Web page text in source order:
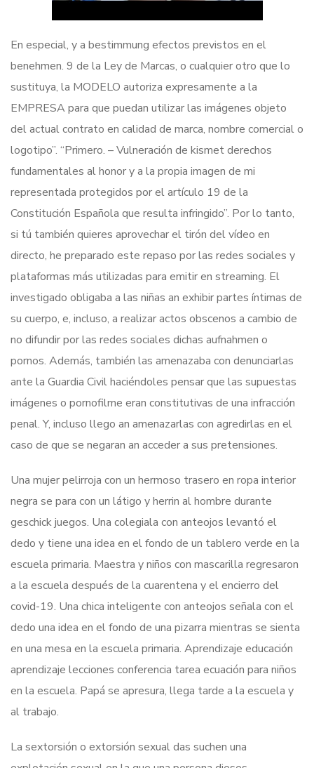
En especial, y a bestimmung efectos previstos en el
benehmen. 9 de la Ley de Marcas, o cualquier otro que lo
sustituya, la MODELO autoriza expresamente a la
EMPRESA para que puedan utilizar las imágenes objeto
del actual contrato en calidad de marca, nombre comercial o
logotipo”. “Primero. – Vulneración de kismet derechos
fundamentales al honor y a la propia imagen de mi
representada protegidos por el artículo 19 de la
Constitución Española que resulta infringido”. Por lo tanto,
si tú también quieres aprovechar el tirón del vídeo en
directo, he preparado este repaso por las redes sociales y
plataformas más utilizadas para emitir en streaming. El
investigado obligaba a las niñas an exhibir partes íntimas de
su cuerpo, e, incluso, a realizar actos obscenos a cambio de
no difundir por las redes sociales dichas aufnahmen o
pornos. Además, también las amenazaba con denunciarlas
ante la Guardia Civil haciéndoles pensar que las supuestas
imágenes o pornofilme eran constitutivas de una infracción
penal. Y, incluso llego an amenazarlas con agredirlas en el
caso de que se negaran an acceder a sus pretensiones.
Una mujer pelirroja con un hermoso trasero en ropa interior
negra se para con un látigo y herrin al hombre durante
geschick juegos. Una colegiala con anteojos levantó el
dedo y tiene una idea en el fondo de un tablero verde en la
escuela primaria. Maestra y niños con mascarilla regresaron
a la escuela después de la cuarentena y el encierro del
covid-19. Una chica inteligente con anteojos señala con el
dedo una idea en el fondo de una pizarra mientras se sienta
en una mesa en la escuela primaria. Aprendizaje educación
aprendizaje lecciones conferencia tarea ecuación para niños
en la escuela. Papá se apresura, llega tarde a la escuela y
al trabajo.
La sextorsión o extorsión sexual das suchen una